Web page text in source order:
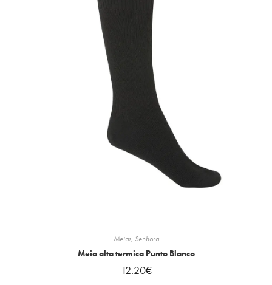
Meias, Senhora
Meia alta termica Punto Blanco
12.20€